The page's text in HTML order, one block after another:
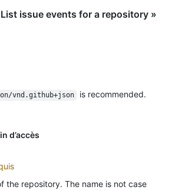
issue events for a repository »
vnd.github+json is recommended.
d’accès
the repository. The name is not case